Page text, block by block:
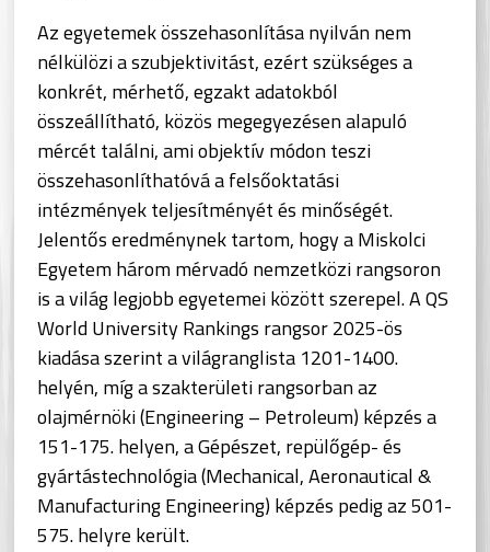
Az egyetemek összehasonlítása nyilván nem
nélkülözi a szubjektivitást, ezért szükséges a
konkrét, mérhető, egzakt adatokból
összeállítható, közös megegyezésen alapuló
mércét találni, ami objektív módon teszi
összehasonlíthatóvá a felsőoktatási
intézmények teljesítményét és minőségét.
Jelentős eredménynek tartom, hogy a Miskolci
Egyetem három mérvadó nemzetközi rangsoron
is a világ legjobb egyetemei között szerepel. A QS
World University Rankings rangsor 2025-ös
kiadása szerint a világranglista 1201-1400.
helyén, míg a szakterületi rangsorban az
olajmérnöki (Engineering – Petroleum) képzés a
151-175. helyen, a Gépészet, repülőgép- és
gyártástechnológia (Mechanical, Aeronautical &
Manufacturing Engineering) képzés pedig az 501-
575. helyre került.